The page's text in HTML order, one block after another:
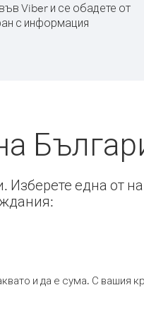
Viber и се обадете от
с информация
една от
и да е сума. С вашия